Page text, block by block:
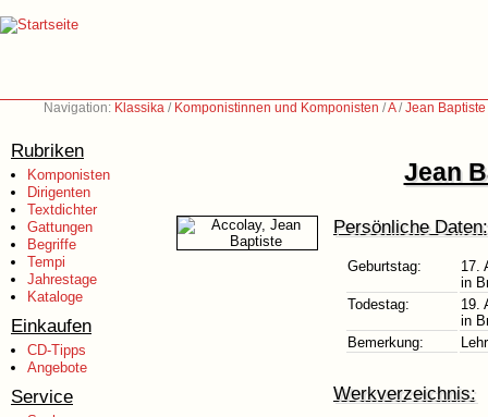
Navigation: Klassika / Komponistinnen und Komponisten /A/Jean
Rubriken
Komponisten
Dirigenten
Textdichter
Gattungen
Begriffe
Tempi
Jahrestage
Kataloge
Einkaufen
CD-Tipps
Angebote
Service
Jean
Persönliche Daten:
Geburtstag:
17.
in
Todestag:
19.
in
Bemerkung:
Werkverzeichnis: